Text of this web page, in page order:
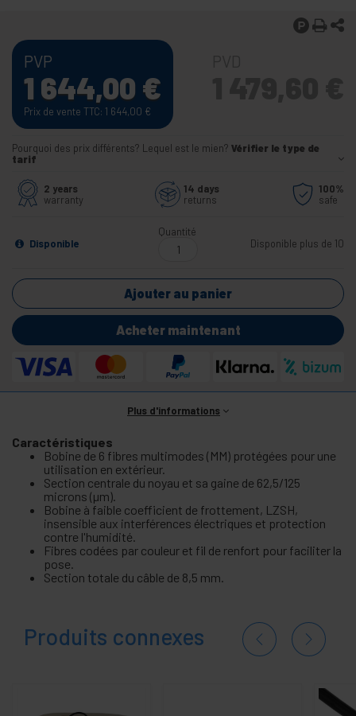
PVP
1 644,00 €
Prix de vente TTC: 1 644,00 €
Pourquoi des prix différents? Lequel est le mien? Vérifier le type de
tarif
2 years
warranty
14 days
returns
100%
safe
Disponible
Quantité
Disponible plus de 10
Ajouter au panier
Acheter maintenant
Plus d'informations
Caractéristiques
Bobine de 6 fibres multimodes (MM) protégées pour une
utilisation en extérieur.
Section centrale du noyau et sa gaine de 62,5/125
microns (µm).
Bobine à faible coefficient de frottement, LZSH,
insensible aux interférences électriques et protection
contre l'humidité.
Fibres codées par couleur et fil de renfort pour faciliter la
pose.
Section totale du câble de 8,5 mm.
Produits connexes